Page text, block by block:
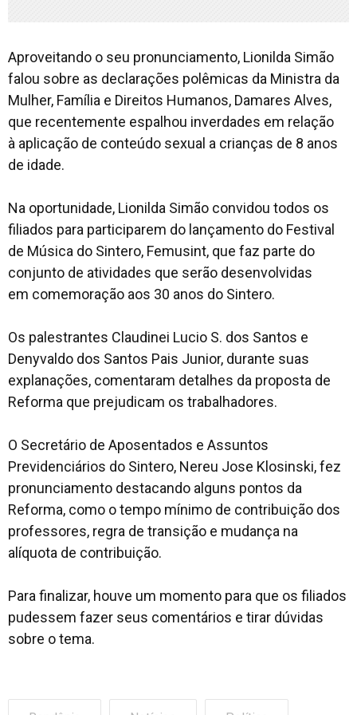
Aproveitando o seu pronunciamento, Lionilda Simão
falou sobre as declarações polêmicas da Ministra da
Mulher, Família e Direitos Humanos, Damares Alves,
que recentemente espalhou inverdades em relação
à aplicação de conteúdo sexual a crianças de 8 anos
de idade.
Na oportunidade, Lionilda Simão convidou todos os
filiados para participarem do lançamento do Festival
de Música do Sintero, Femusint, que faz parte do
conjunto de atividades que serão desenvolvidas
em comemoração aos 30 anos do Sintero.
Os palestrantes Claudinei Lucio S. dos Santos e
Denyvaldo dos Santos Pais Junior, durante suas
explanações, comentaram detalhes da proposta de
Reforma que prejudicam os trabalhadores.
O Secretário de Aposentados e Assuntos
Previdenciários do Sintero, Nereu Jose Klosinski, fez
pronunciamento destacando alguns pontos da
Reforma, como o tempo mínimo de contribuição dos
professores, regra de transição e mudança na
alíquota de contribuição.
Para finalizar, houve um momento para que os filiados
pudessem fazer seus comentários e tirar dúvidas
sobre o tema.